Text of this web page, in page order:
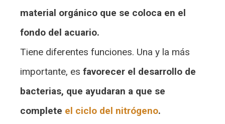
material orgánico que se coloca en el
fondo del acuario.
Tiene diferentes funciones. Una y la más
importante, es favorecer el desarrollo de
bacterias, que ayudaran a que se
complete el ciclo del nitrógeno.